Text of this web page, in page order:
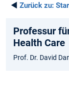
◄ Zurück zu:
Professur
Health Care
Prof. Dr. David